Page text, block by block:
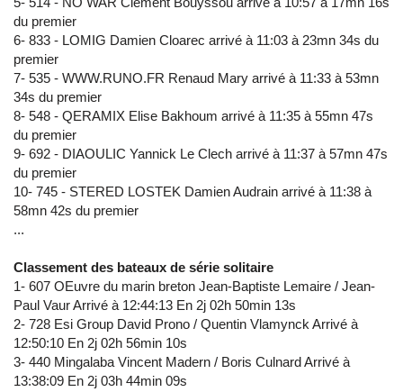
du premier
6- 833 - LOMIG Damien Cloarec arrivé à 11:03 à 23mn 34s du
premier
7- 535 - WWW.RUNO.FR Renaud Mary arrivé à 11:33 à 53mn
34s du premier
8- 548 - QERAMIX Elise Bakhoum arrivé à 11:35 à 55mn 47s
du premier
9- 692 - DIAOULIC Yannick Le Clech arrivé à 11:37 à 57mn 47s
du premier
10- 745 - STERED LOSTEK Damien Audrain arrivé à 11:38 à
58mn 42s du premier
...
Classement des bateaux de série solitaire
1- 607 OEuvre du marin breton Jean-Baptiste Lemaire / Jean-
Paul Vaur Arrivé à 12:44:13 En 2j 02h 50min 13s
2- 728 Esi Group David Prono / Quentin Vlamynck Arrivé à
12:50:10 En 2j 02h 56min 10s
3- 440 Mingalaba Vincent Madern / Boris Culnard Arrivé à
13:38:09 En 2j 03h 44min 09s